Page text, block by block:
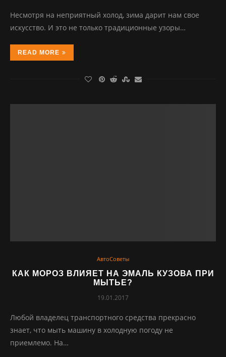
Несмотря на неприятный холод, зима дарит нам свое
искусство. И это не только традиционные узоры…
READ MORE
АвтоСоветы
КАК МОРОЗ ВЛИЯЕТ НА ЭМАЛЬ КУЗОВА ПРИ
МЫТЬЕ?
19.01.2017
Любой владелец транспортного средства прекрасно
знает, что мыть машину в холодную погоду не
приемлемо. На…